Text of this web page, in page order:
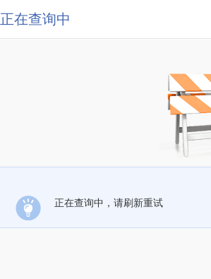
正在查询中
正在查询中，请刷新重试